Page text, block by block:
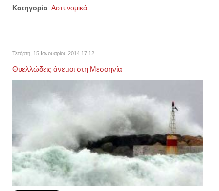
Κατηγορία Αστυνομικά
Τετάρτη, 15 Ιανουαρίου 2014 17:12
Θυελλώδεις άνεμοι στη Μεσσηνία